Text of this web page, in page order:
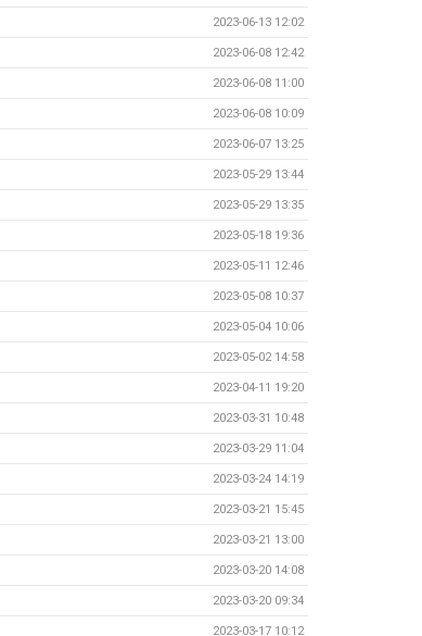
2023-06-13 12:02
2023-06-08 12:42
2023-06-08 11:00
2023-06-08 10:09
2023-06-07 13:25
2023-05-29 13:44
2023-05-29 13:35
2023-05-18 19:36
2023-05-11 12:46
2023-05-08 10:37
2023-05-04 10:06
2023-05-02 14:58
2023-04-11 19:20
2023-03-31 10:48
2023-03-29 11:04
2023-03-24 14:19
2023-03-21 15:45
2023-03-21 13:00
2023-03-20 14:08
2023-03-20 09:34
2023-03-17 10:12